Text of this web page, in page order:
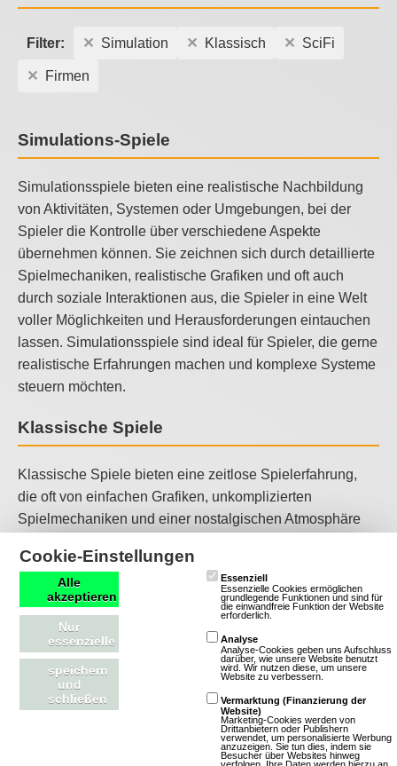
Filter: Simulation Klassisch SciFi
Firmen
Simulations-Spiele
Simulationsspiele bieten eine realistische Nachbildung
von Aktivitäten, Systemen oder Umgebungen, bei der
Spieler die Kontrolle über verschiedene Aspekte
übernehmen können. Sie zeichnen sich durch detaillierte
Spielmechaniken, realistische Grafiken und oft auch
durch soziale Interaktionen aus, die Spieler in eine Welt
voller Möglichkeiten und Herausforderungen eintauchen
lassen. Simulationsspiele sind ideal für Spieler, die gerne
realistische Erfahrungen machen und komplexe Systeme
steuern möchten.
Klassische Spiele
Klassische Spiele bieten eine zeitlose Spielerfahrung,
die oft von einfachen Grafiken, unkomplizierten
Spielmechaniken und einer nostalgischen Atmosphäre
ihren Charme und oft auch durch soziale Interaktionen
aus, die Spieler in eine Welt voller Möglichkeiten und
Herausforderungen eintauchen lassen. Klassische Spiele
sind ideal für Spieler, die eine entspannte und
nostalgische Spielerfahrung suchen und sich in einer
Welt voller Einfachheit und Spaß verlieren möchten.
SciFi-Spiele
SciFi-Spiele versetzen Spieler in futuristische Welten, die
Cookie-Einstellungen
Alle
akzeptieren
Nur
essenzielle
speichern
und
schließen
Essenziell
Essenzielle Cookies ermöglichen
grundlegende Funktionen und sind für
die einwandfreie Funktion der Website
erforderlich.
Analyse
Analyse-Cookies geben uns Aufschluss
darüber, wie unsere Website benutzt
wird. Wir nutzen diese, um unsere
Website zu verbessern.
Vermarktung (Finanzierung der
Website)
Marketing-Cookies werden von
Drittanbietern oder Publishern
verwendet, um personalisierte Werbung
anzuzeigen. Sie tun dies, indem sie
Besucher über Websites hinweg